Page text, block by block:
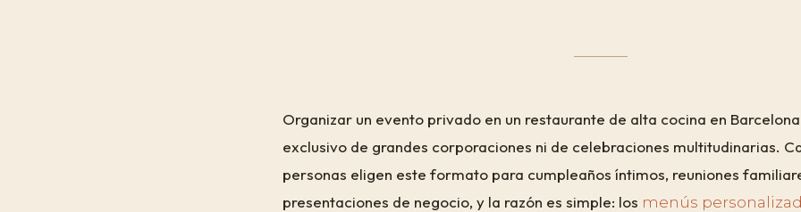
Organizar un evento privado en un restaurante de alta cocina en
exclusivo de grandes corporaciones ni de celebraciones multitudinarias.
personas eligen este formato para cumpleaños íntimos, reuniones
presentaciones de negocio, y la razón es simple: los menús